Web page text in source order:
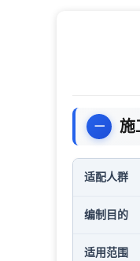
施
适配人群
编制目的
适用范围